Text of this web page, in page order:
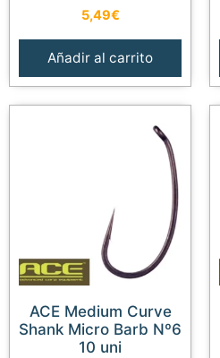
5,49€
Añadir al carrito
ACE Medium Curve
Shank Micro Barb Nº6
10 uni